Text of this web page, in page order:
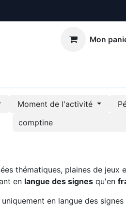
Mon
Moment de l'activité
thématiques, plaines de jeux
en langue des signes qu'en
en langue des